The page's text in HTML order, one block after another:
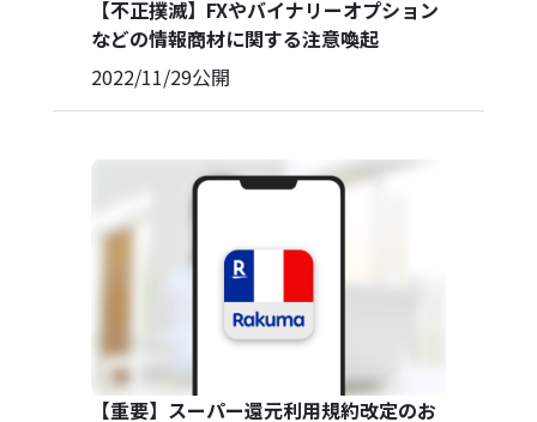
【不正撲滅】FXやバイナリーオプション
などの情報商材に関する注意喚起
2022/11/29公開
【重要】スーパー還元利用規約改定のお